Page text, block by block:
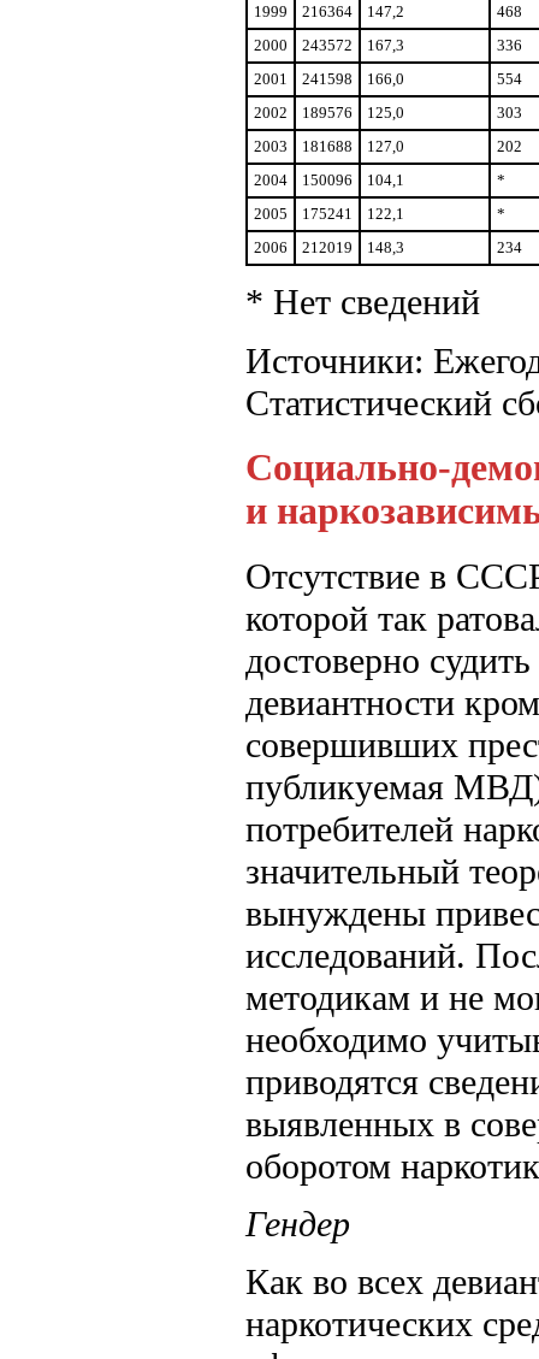
1999 216364 147,2
468
2000
243572 167,3
336
2001
241598 166,0
554
2002
189576 125,0
303
2003
181688 127,0
202
2004
150096 104,1
*
2005
175241 122,1
*
2006
212019 148,3 234
* Нет сведений
Источники:
Социально-
и
Отсутствие в
которой так
достоверно
девиантности
совершивших
публикуемая
потребителей
значительный
вынуждены
исследований.
методикам и не
необходимо
приводятся
выявленных в
оборотом
Гендер
Как во всех
наркотических